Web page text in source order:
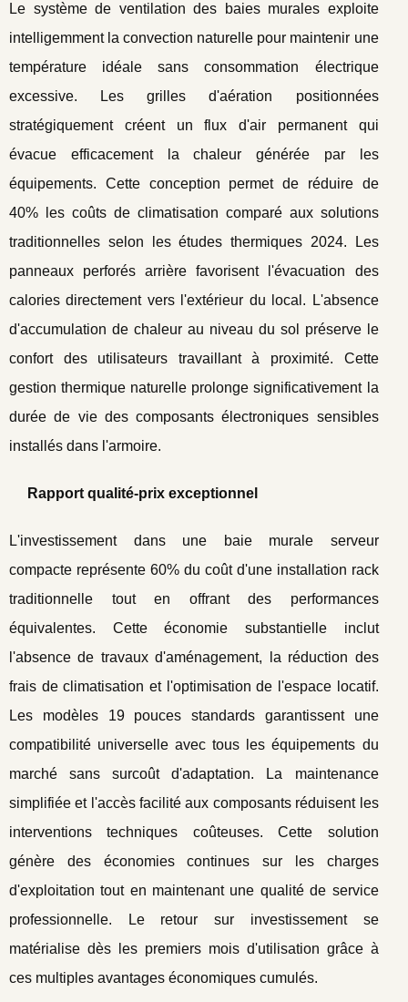
Le système de ventilation des baies murales exploite
intelligemment la convection naturelle pour maintenir une
température idéale sans consommation électrique
excessive. Les grilles d'aération positionnées
stratégiquement créent un flux d'air permanent qui
évacue efficacement la chaleur générée par les
équipements. Cette conception permet de réduire de
40% les coûts de climatisation comparé aux solutions
traditionnelles selon les études thermiques 2024. Les
panneaux perforés arrière favorisent l'évacuation des
calories directement vers l'extérieur du local. L'absence
d'accumulation de chaleur au niveau du sol préserve le
confort des utilisateurs travaillant à proximité. Cette
gestion thermique naturelle prolonge significativement la
durée de vie des composants électroniques sensibles
installés dans l'armoire.
Rapport qualité-prix exceptionnel
L'investissement dans une baie murale serveur
compacte représente 60% du coût d'une installation rack
traditionnelle tout en offrant des performances
équivalentes. Cette économie substantielle inclut
l'absence de travaux d'aménagement, la réduction des
frais de climatisation et l'optimisation de l'espace locatif.
Les modèles 19 pouces standards garantissent une
compatibilité universelle avec tous les équipements du
marché sans surcoût d'adaptation. La maintenance
simplifiée et l'accès facilité aux composants réduisent les
interventions techniques coûteuses. Cette solution
génère des économies continues sur les charges
d'exploitation tout en maintenant une qualité de service
professionnelle. Le retour sur investissement se
matérialise dès les premiers mois d'utilisation grâce à
ces multiples avantages économiques cumulés.